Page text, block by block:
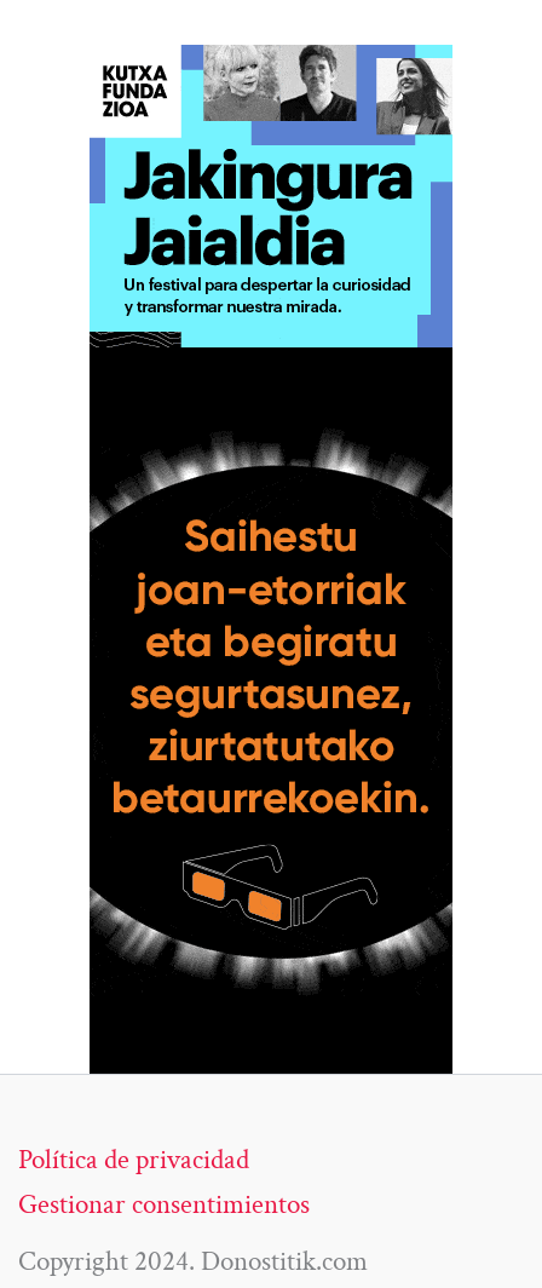
Política de privacidad
Gestionar consentimientos
Copyright 2024. Donostitik.com